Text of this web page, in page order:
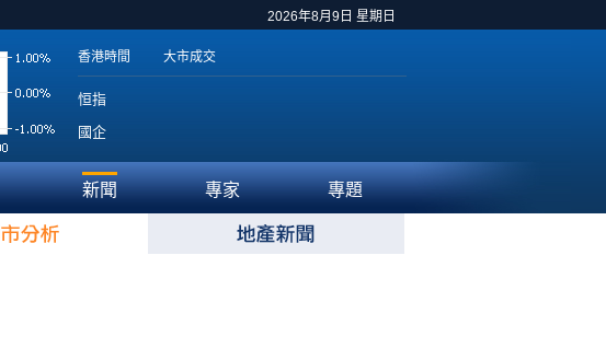
2026年8月9日 星期日
香港時間 大市成交
恒指
國企
新聞 專家 專題